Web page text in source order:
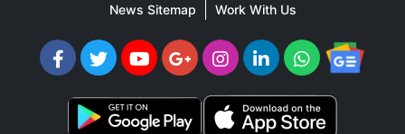
News Sitemap
Work With Us